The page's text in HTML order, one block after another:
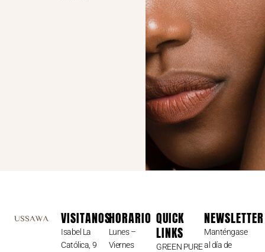
VISITANOS
Isabel La
Católica, 9
HORARIO
Lunes –
Viernes
QUICK
LINKS
GREEN PURE
NEWSLETTER
Manténgase
al día de